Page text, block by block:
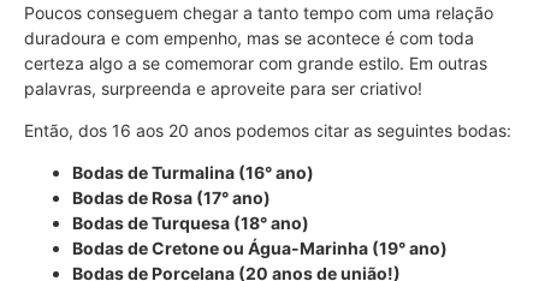
Poucos conseguem chegar a tanto tempo com uma relação
duradoura e com empenho, mas se acontece é com toda
certeza algo a se comemorar com grande estilo. Em outras
palavras, surpreenda e aproveite para ser criativo!
Então, dos 16 aos 20 anos podemos citar as seguintes bodas:
Bodas de Turmalina (16° ano)
Bodas de Rosa (17° ano)
Bodas de Turquesa (18° ano)
Bodas de Cretone ou Água-Marinha (19° ano)
Bodas de Porcelana (20 anos de união!)